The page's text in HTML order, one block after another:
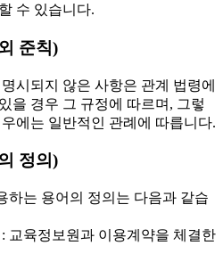
수 있습니다.
준칙)
시되지 않은 사항은 관계 법령에
을 경우 그 규정에 따르며, 그렇
에는 일반적인 관례에 따릅니다.
정의)
하는 용어의 정의는 다음과 같습
교육정보원과 이용계약을 체결한